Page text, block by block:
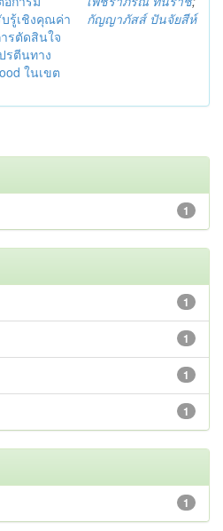
รู้เชิงคุณค่า
รตัดสินใจ
รตีนทาง
ในเขต
กัญญาภัสส์ ปันจัยสีห์
1
1
1
1
1
1